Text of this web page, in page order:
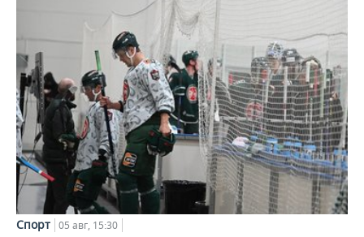
Спорт 05 авг, 15:30